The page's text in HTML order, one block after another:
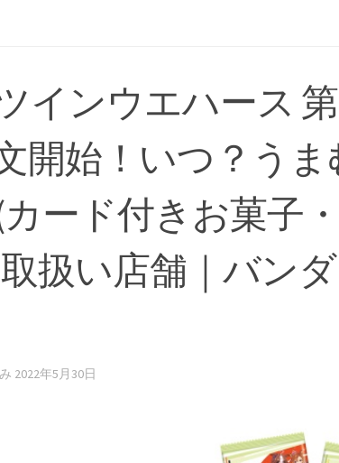
インウエハース 第
開始！いつ？うま
ード付きお菓子
扱い店舗｜バンダ
2022年5月30日